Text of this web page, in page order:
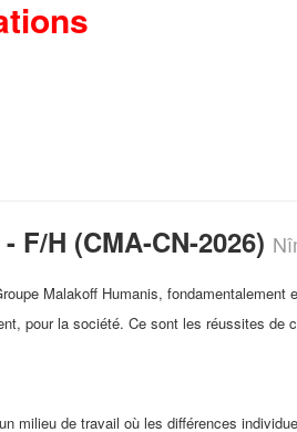
F/H (CMA-CN-2026)
Malakoff Humanis, fondamentalement
pour la société. Ce sont les réussites
milieu de travail où les différences